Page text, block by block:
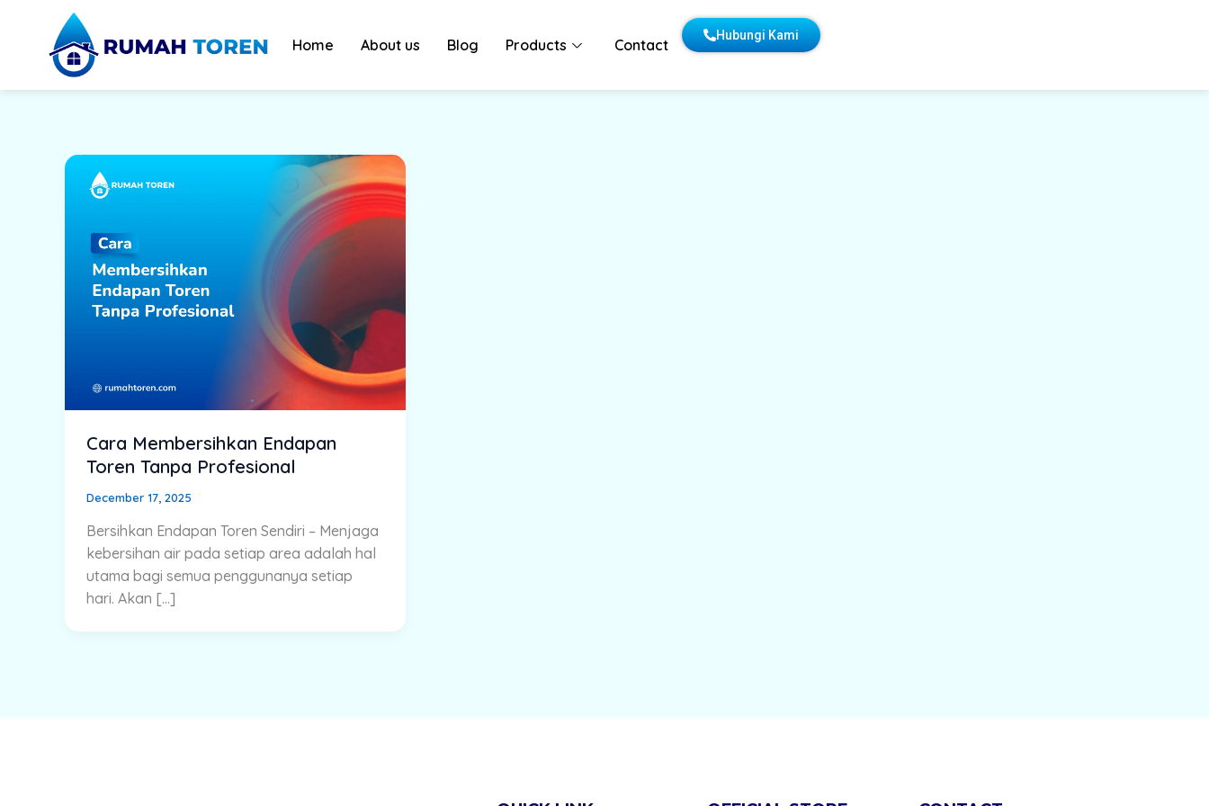
content
Home About us Blog Products Contact
Hubungi Kami
Cara Membersihkan Endapan
Toren Tanpa Profesional
December 17, 2025
Bersihkan Endapan Toren Sendiri – Menjaga
kebersihan air pada setiap area adalah hal
utama bagi semua penggunanya setiap
hari. Akan […]